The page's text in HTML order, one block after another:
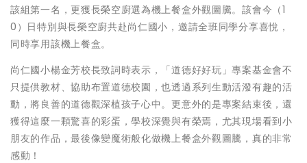
該組第一名，更獲長榮空廚選為機上餐盒外觀圖騰。該會今（1
0）日特別與長榮空廚共赴尚仁國小，邀請全班同學分享喜悅，
同時享用該機上餐盒。
尚仁國小楊金芳校長致詞時表示，「道德好好玩」專案基金會不
只提供教材、協助布置道德校園，也透過系列生動活潑有趣的活
動，將良善的道德觀深植孩子心中。更意外的是專案結束後，還
獲得這麼一顆驚喜的彩蛋，學校深覺與有榮焉，尤其現場看到小
朋友的作品，最後像變魔術般化做機上餐盒外觀圖騰，真的非常
感動！